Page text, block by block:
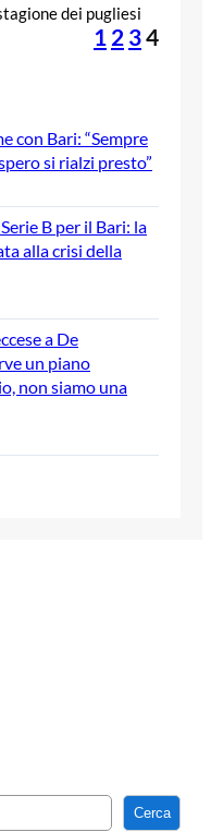
dei pugliesi
1 2 34
con Bari: “Sempre
si rialzi presto”
B per il Bari: la
alla crisi della
a De
un piano
non siamo una
Cerca